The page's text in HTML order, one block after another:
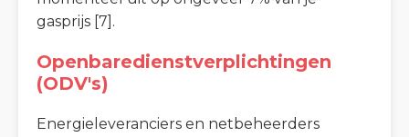
gasprijs [7].
Openbaredienstverplichtingen
(ODV's)
Energieleveranciers en netbeheerders